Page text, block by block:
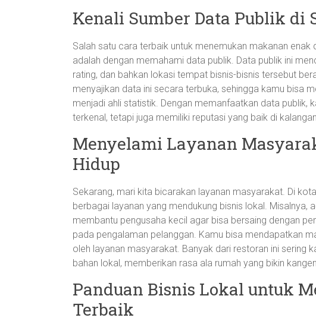
Kenali Sumber Data Publik di
Salah satu cara terbaik untuk menemukan makanan enak
adalah dengan memahami data publik. Data publik ini
rating, dan bahkan lokasi tempat bisnis-bisnis tersebut
menyajikan data ini secara terbuka, sehingga kamu bisa
menjadi ahli statistik. Dengan memanfaatkan data publik,
terkenal, tetapi juga memiliki reputasi yang baik di
Menyelami Layanan
Hidup
Sekarang, mari kita bicarakan layanan masyarakat. Di
berbagai layanan yang mendukung bisnis lokal. Misalnya,
membantu pengusaha kecil agar bisa bersaing dengan
pada pengalaman pelanggan. Kamu bisa mendapatkan
oleh layanan masyarakat. Banyak dari restoran ini sering
bahan lokal, memberikan rasa ala rumah yang bikin
Panduan Bisnis Lokal untuk
Terbaik